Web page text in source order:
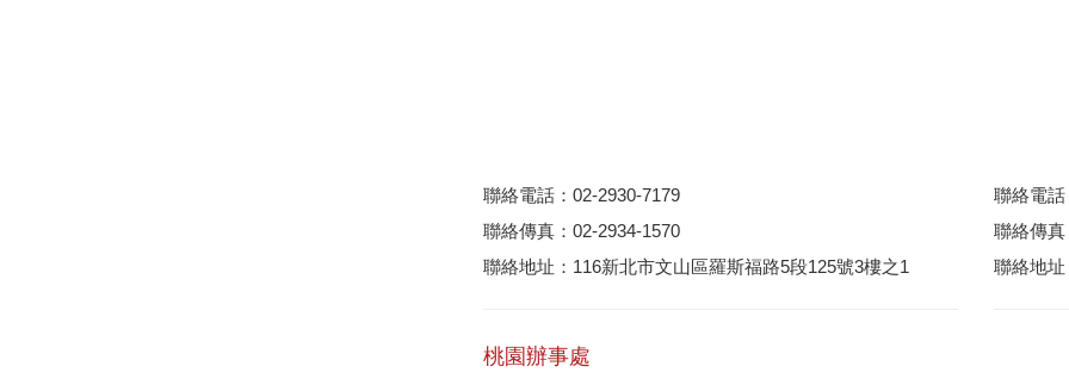
聯絡電話：02-2930-7179
聯絡傳真：02-2934-1570
聯絡地址：116新北市文山區羅斯福路5段125號3樓之1
聯絡電話
聯絡傳真
聯絡地
桃園辦事處